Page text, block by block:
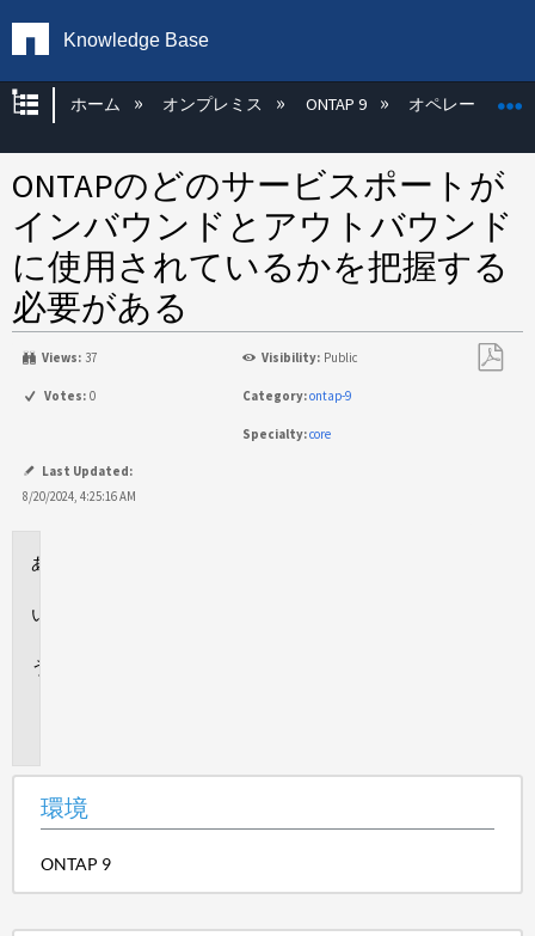
Knowledge Base
グローバル階層を展開/折りたたむ
ホーム オンプレミス ONTAP 9 オペレーティン
ONTAPのどのサービスポートが
インバウンドとアウトバウンド
に使用されているかを把握する
必要がある
Views: 37 Visibility: Public
Votes: 0 Category:ontap-9
Specialty:core
Last Updated:
8/20/2024, 4:25:16 AM
環境
ONTAP 9